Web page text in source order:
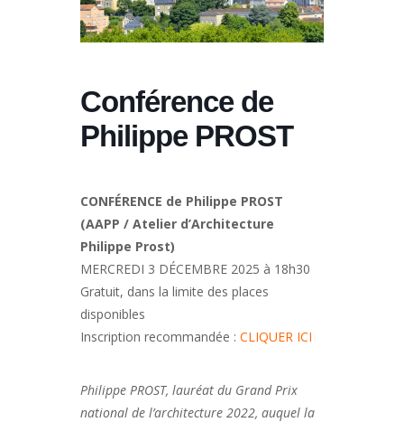
Conférence de
Philippe PROST
CONFÉRENCE de Philippe PROST
(AAPP / Atelier d’Architecture
Philippe Prost)
MERCREDI 3 DÉCEMBRE 2025 à 18h30
Gratuit, dans la limite des places
disponibles
Inscription recommandée : CLIQUER ICI
Philippe PROST, lauréat du Grand Prix
national de l’architecture 2022, auquel la